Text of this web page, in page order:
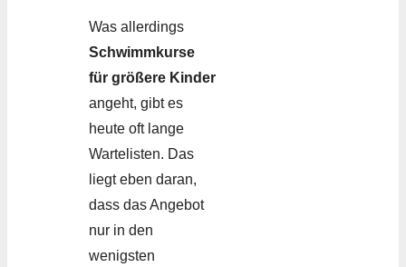
Was allerdings
Schwimmkurse
für größere Kinder
angeht, gibt es
heute oft lange
Wartelisten. Das
liegt eben daran,
dass das Angebot
nur in den
wenigsten